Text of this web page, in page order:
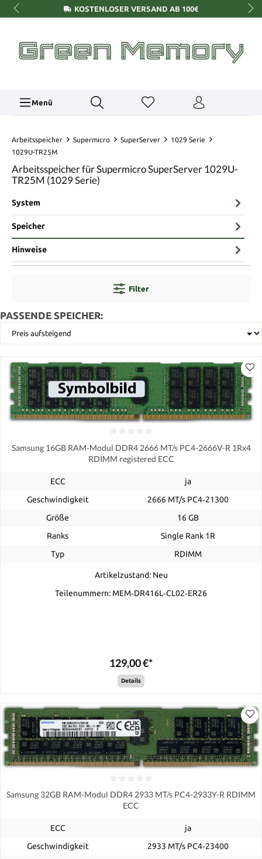
KOSTENLOSER VERSAND AB 100€
Menü
Arbeitsspeicher Supermicro SuperServer
1029 Serie
1029U-TR25M
Arbeitsspeicher für Supermicro SuperServer 1029U-
TR25M (1029 Serie)
System
Speicher
Hinweise
Filter
PASSENDE SPEICHER:
Samsung 16GB RAM-Modul DDR4 2666 MT/s PC4-2666V-R 1Rx4
RDIMM registered ECC
ECC
ja
Geschwindigkeit
2666 MT/s PC4‑21300
Größe
16 GB
Ranks
Single Rank 1R
Typ
RDIMM
Artikelzustand: Neu
Teilenummern: MEM‐DR416L‐CL02‐ER26
129,00 €*
Details
Samsung 32GB RAM-Modul DDR4 2933 MT/s PC4-2933Y-R RDIMM
ECC
ECC
ja
Geschwindigkeit
2933 MT/s PC4‑23400